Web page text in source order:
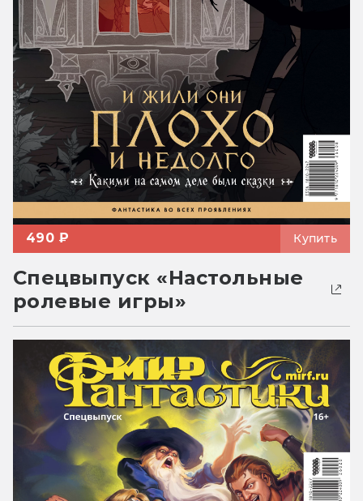
490 ₽ Купить
Спецвыпуск «Настольные
ролевые игры»